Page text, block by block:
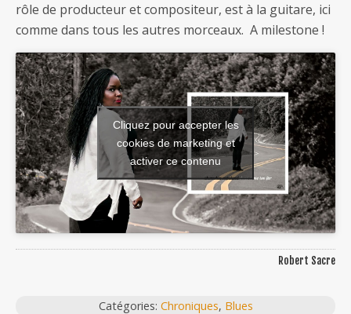
rôle de producteur et compositeur, est à la guitare, ici
comme dans tous les autres morceaux. A milestone !
Cliquez pour accepter les
cookies de marketing et
activer ce contenu
Robert Sacre
Catégories: Chroniques, Blues